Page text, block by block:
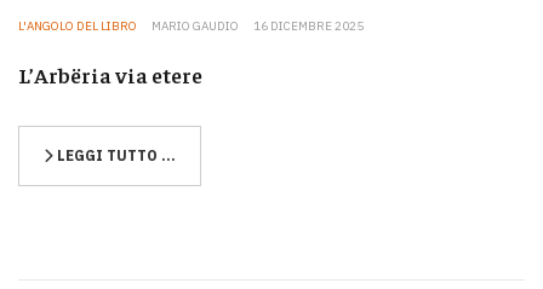
L'ANGOLO DEL LIBRO MARIO GAUDIO 16 DICEMBRE 2025
L’Arbëria via etere
LEGGI TUTTO …